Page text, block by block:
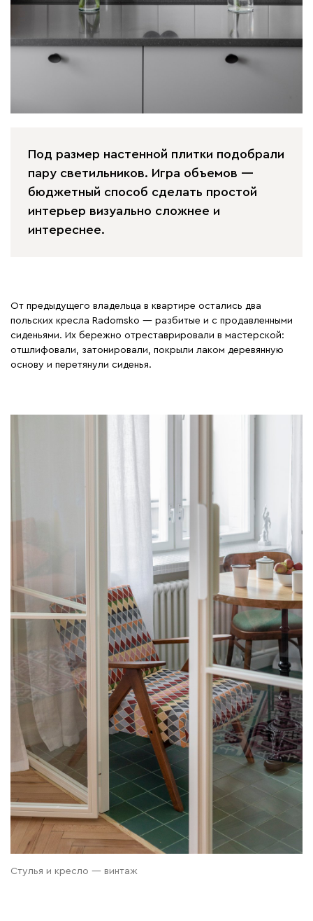
Под размер настенной плитки подобрали
пару светильников. Игра объемов —
бюджетный способ сделать простой
интерьер визуально сложнее и
интереснее.
От предыдущего владельца в квартире остались два
польских кресла Radomsko — разбитые и с продавленными
сиденьями. Их бережно отреставрировали в мастерской:
отшлифовали, затонировали, покрыли лаком деревянную
основу и перетянули сиденья.
Стулья и кресло — винтаж